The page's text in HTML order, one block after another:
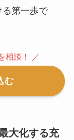
第一歩で
相談！ ／
む
大化する充